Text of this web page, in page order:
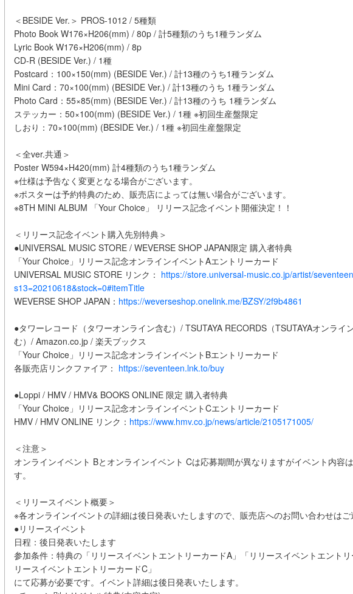
＜BESIDE Ver.＞ PROS-1012 / 5種類
Photo Book W176×H206(mm) / 80p / 計5種類のうち1種ランダム
Lyric Book W176×H206(mm) / 8p
CD-R (BESIDE Ver.) / 1種
Postcard：100×150(mm) (BESIDE Ver.) / 計13種のうち1種ランダム
Mini Card：70×100(mm) (BESIDE Ver.) / 計13種のうち 1種ランダム
Photo Card：55×85(mm) (BESIDE Ver.) / 計13種のうち 1種ランダム
ステッカー：50×100(mm) (BESIDE Ver.) / 1種 ※初回生産盤限定
しおり：70×100(mm) (BESIDE Ver.) / 1種 ※初回生産盤限定
＜全ver.共通＞
Poster W594×H420(mm) 計4種類のうち1種ランダム
※仕様は予告なく変更となる場合がございます。
※ポスターは予約特典のため、販売店によっては無い場合がございます。
※8TH MINI ALBUM 「Your Choice」 リリース記念イベント開催決定！！
＜リリース記念イベント購入先別特典＞
●UNIVERSAL MUSIC STORE / WEVERSE SHOP JAPAN限定 購入者特典
「Your Choice」リリース記念オンラインイベントAエントリーカード
UNIVERSAL MUSIC STORE リンク： https://store.universal-music.co.jp/artist/
s13=20210618&stock=0#itemTitle
WEVERSE SHOP JAPAN： https://weverseshop.onelink.me/BZSY/2f9b4861
●タワーレコード（タワーオンライン含む）/ TSUTAYA RECORDS（TSUTAYAオンライ
む）/ Amazon.co.jp / 楽天ブックス
「Your Choice」リリース記念オンラインイベントBエントリーカード
各販売店リンクファイア： https://seventeen.lnk.to/buy
●Loppi / HMV / HMV& BOOKS ONLINE 限定 購入者特典
「Your Choice」リリース記念オンラインイベントCエントリーカード
HMV / HMV ONLINE リンク： https://www.hmv.co.jp/news/article/2105171005/
＜注意＞
オンラインイベント Bとオンラインイベント Cは応募期間が異なりますがイベント内容
す。
＜リリースイベント概要＞
※各オンラインイベントの詳細は後日発表いたしますので、販売店へのお問い合わせはご
●リリースイベント
日程：後日発表いたします
参加条件：特典の「リリースイベントエントリーカードA」「リリースイベントエントリ
リースイベントエントリーカードC」
にて応募が必要です。イベント詳細は後日発表いたします。